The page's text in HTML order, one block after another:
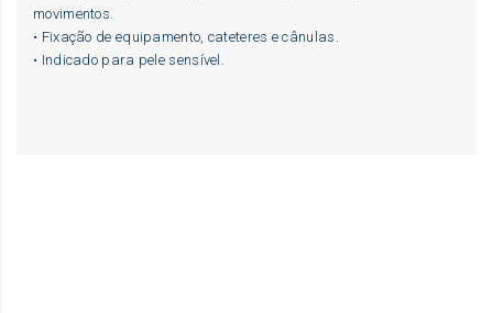
movimentos.
• Fixação de equipamento, cateteres e cânulas.
• Indicado para pele sensível.